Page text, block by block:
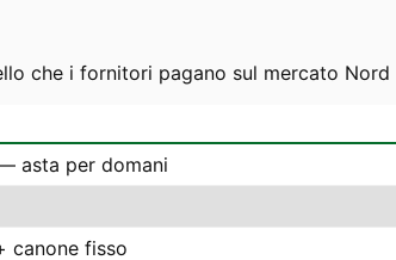
che i fornitori pagano sul mercato
asta per domani
canone fisso